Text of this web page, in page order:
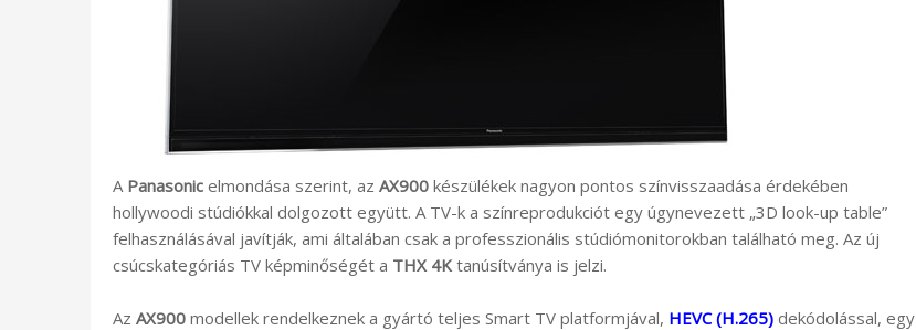
A Panasonic elmondása szerint, az AX900 készülékek nagyon pontos színvisszaadása érdekében
hollywoodi stúdiókkal dolgozott együtt. A TV-k a színreprodukciót egy úgynevezett „3D look-up table”
felhasználásával javítják, ami általában csak a professzionális stúdiómonitorokban található meg. Az új
csúcskategóriás TV képminőségét a THX 4K tanúsítványa is jelzi.
Az AX900 modellek rendelkeznek a gyártó teljes Smart TV platformjával, HEVC (H.265) dekódolással, egy